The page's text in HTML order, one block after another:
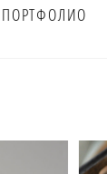
ПОРТФОЛИО